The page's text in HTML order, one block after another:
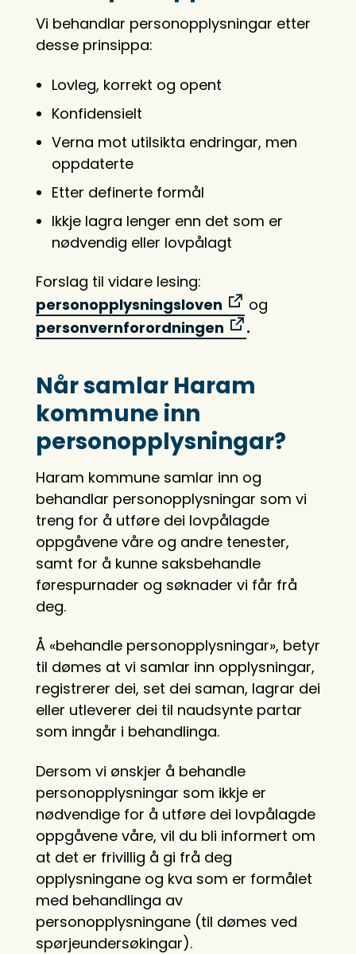
Vi behandlar personopplysningar etter
desse prinsippa:
Lovleg, korrekt og opent
Konfidensielt
Verna mot utilsikta endringar, men
oppdaterte
Etter definerte formål
Ikkje lagra lenger enn det som er
nødvendig eller lovpålagt
Forslag til vidare lesing:
personopplysningsloven
og
personvernforordningen
.
Når samlar Haram
kommune inn
personopplysningar?
Haram kommune samlar inn og
behandlar personopplysningar som vi
treng for å utføre dei lovpålagde
oppgåvene våre og andre tenester,
samt for å kunne saksbehandle
førespurnader og søknader vi får frå
deg.
Å «behandle personopplysningar», betyr
til dømes at vi samlar inn opplysningar,
registrerer dei, set dei saman, lagrar dei
eller utleverer dei til naudsynte partar
som inngår i behandlinga.
Dersom vi ønskjer å behandle
personopplysningar som ikkje er
nødvendige for å utføre dei lovpålagde
oppgåvene våre, vil du bli informert om
at det er frivillig å gi frå deg
opplysningane og kva som er formålet
med behandlinga av
personopplysningane (til dømes ved
spørjeundersøkingar).